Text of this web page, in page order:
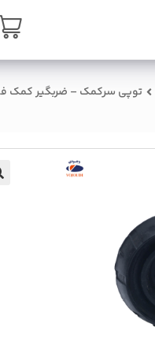
با ما
توپی سرکمک – ضربگیر کمک